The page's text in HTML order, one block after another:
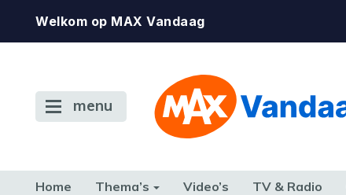
Welkom op MAX Vandaag
menu
Home Thema’s Video’s TV & Radio